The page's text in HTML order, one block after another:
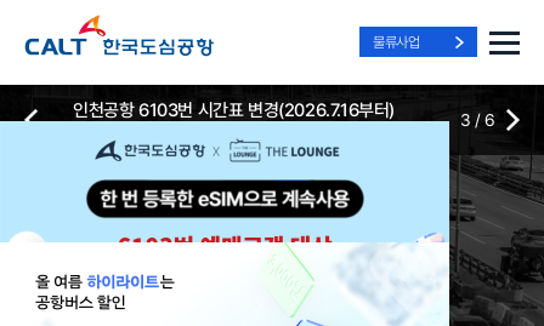
물류사업
Best Way, Fast Way
to the Airport
Best Way, Fast Way
to the Airport
Best Way, Fast Way
to the Airport
인천공항 6103번 시간표 변경(2026.7.16부터)
2026-07-13
3 /6